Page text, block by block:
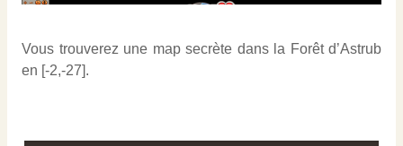
Vous trouverez une map secrète dans la Forêt d’Astrub
en [-2,-27].